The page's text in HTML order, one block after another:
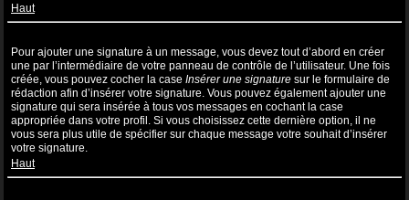
Haut
Pour ajouter une signature à un message, vous devez tout d’abord en créer
une par l’intermédiaire de votre panneau de contrôle de l’utilisateur. Une fois
créée, vous pouvez cocher la case Insérer une signature sur le formulaire de
rédaction afin d’insérer votre signature. Vous pouvez également ajouter une
signature qui sera insérée à tous vos messages en cochant la case
appropriée dans votre profil. Si vous choisissez cette dernière option, il ne
vous sera plus utile de spécifier sur chaque message votre souhait d’insérer
votre signature.
Haut